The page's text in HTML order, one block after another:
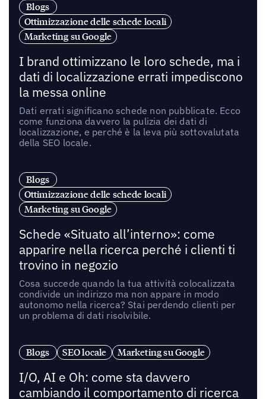
Blogs
Ottimizzazione delle schede locali
Marketing su Google
I brand ottimizzano le loro schede, ma i
dati di localizzazione errati impediscono
la messa online
Dati errati significano schede non pubblicate. Ecco
come funziona davvero la pulizia dei dati di
localizzazione, e perché è la leva più sottovalutata
della SEO locale.
Blogs
Ottimizzazione delle schede locali
Marketing su Google
Schede «Situato all’interno»: come
apparire nella ricerca perché i clienti ti
trovino in negozio
Cosa succede quando la tua attività colocalizzata
condivide un indirizzo ma non appare in modo
autonomo nella ricerca? Stai perdendo clienti per
un problema di dati risolvibile.
Blogs SEO locale Marketing su Google
I/O, AI e Oh: come sta davvero
cambiando il comportamento di ricerca